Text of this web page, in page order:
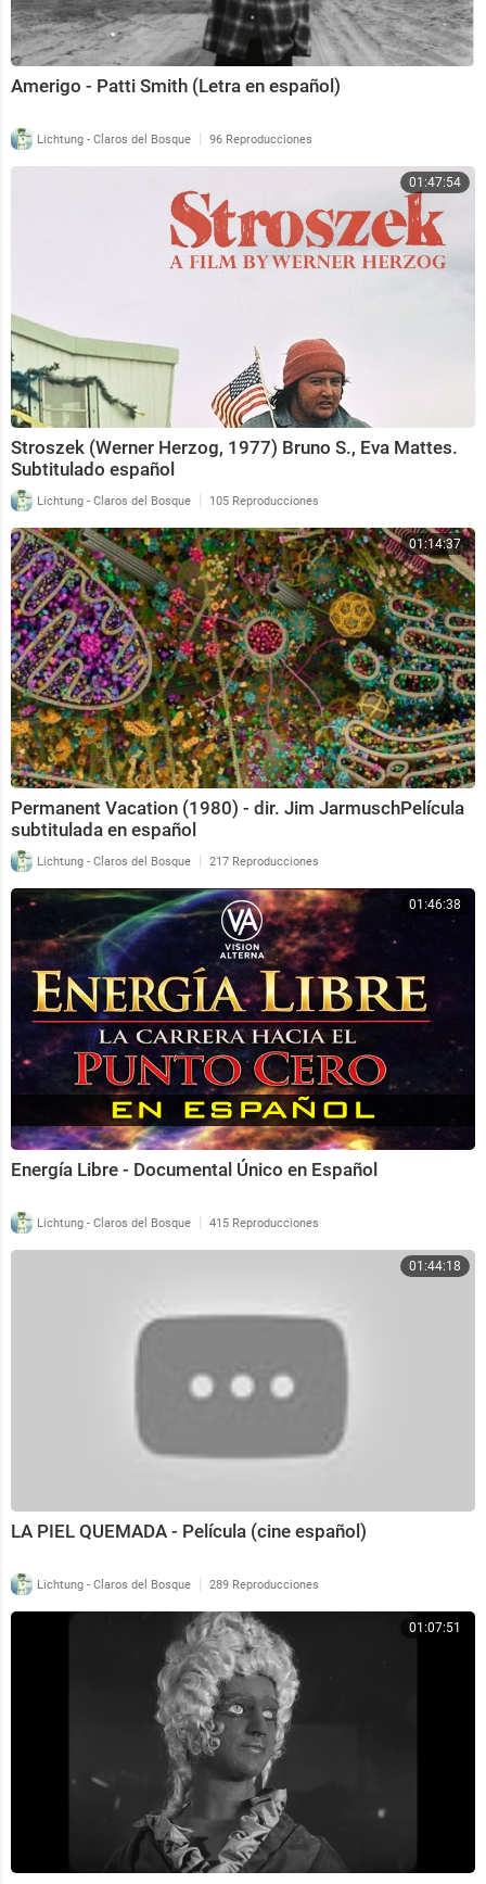
Amerigo - Patti Smith (Letra en español)
Lichtung - Claros del Bosque | 96 Reproducciones
01:47:54
Stroszek (Werner Herzog, 1977) Bruno S., Eva Mattes.
Subtitulado español
Lichtung - Claros del Bosque | 105 Reproducciones
01:14:37
Permanent Vacation (1980) - dir. Jim JarmuschPelícula
subtitulada en español
Lichtung - Claros del Bosque | 217 Reproducciones
01:46:38
Energía Libre - Documental Único en Español
Lichtung - Claros del Bosque | 415 Reproducciones
01:44:18
LA PIEL QUEMADA - Película (cine español)
Lichtung - Claros del Bosque | 289 Reproducciones
01:07:51